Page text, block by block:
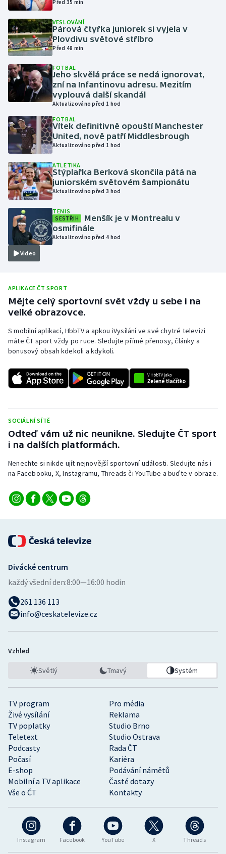
Jezdectví
Judo
Krasobruslení
Lezení
Lyže a snowboard
Moderní pětiboj
Motorsport
Olympijské hry
Parasport
Plavání
Plážový volejbal
Ragby
Rychlobruslení
Rychlostní kanoistika
Sportovní střelba
Stolní tenis
Triatlon
Volejbal
Před 35 min
VESLOVÁNÍ
Párová čtyřka juniorek si vyjela v
Plovdivu světové stříbro
Před 48 min
FOTBAL
Jeho skvělá práce se nedá ignorovat,
zní na Infantinovu adresu. Mezitím
vyplouvá další skandál
Aktualizováno před 1 hod
FOTBAL
Vítek definitivně opouští Manchester
United, nově patří Middlesbrough
Aktualizováno před 1 hod
ATLETIKA
Stýplařka Berková skončila pátá na
juniorském světovém šampionátu
Aktualizováno před 3 hod
Video
TENIS
SESTŘIH
Menšík je v Montrealu v
osmifinále
Aktualizováno před 4 hod
APLIKACE ČT SPORT
Mějte celý sportovní svět vždy u sebe i na
velké obrazovce.
S mobilní aplikací, HbbTV a apkou iVysílání ve své chytré televizi
máte ČT sport vždy po ruce. Sledujte přímé přenosy, články a
bonusový obsah kdekoli a kdykoli.
SOCIÁLNÍ SÍTĚ
Odteď vám už nic neunikne. Sledujte ČT sport
i na dalších platformách.
Nenechte si nikde ujít nejnovější sportovní události. Sledujte nás i
na Facebooku, X, Instagramu, Threads či YouTube a buďte v obraze.
Instagram Facebook YouTube X Threads
TV program
Pro média
Živé vysílání
Reklama
TV poplatky
Studio Brno
Teletext
Studio Ostrava
Podcasty
Rada ČT
Počasí
Kariéra
E-shop
Podávání námětů
Mobilní a TV aplikace
Časté dotazy
Vše o ČT
Kontakty
Divácké centrum
každý všední den:8:00—16:00 hodin
261 136 113
info@ceskatelevize.cz
Vzhled
Světlý Tmavý Systém